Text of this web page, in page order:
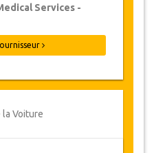
avant le transfert.
paiements sont non-
JazicoWorld peut
complet.
Services -
Voiture